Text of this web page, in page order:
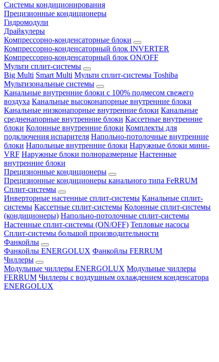
Системы кондиционирования
Прецизионные кондиционеры
Гидромодули
Драйкулеры
Компрессорно-конденсаторные блоки
Компрессорно-конденсаторный блок INVERTER
Компрессорно-конденсаторный блок ON/OFF
Мульти сплит-системы
Big Multi Smart Multi Мульти сплит-системы Toshiba
Мультизональные системы
Канальные внутренние блоки с 100% подмесом свежего
воздуха Канальные высоконапорные внутренние блоки
Канальные низконапорные внутренние блоки Канальные
средненапорные внутренние блоки Кассетные внутренние
блоки Колонные внутренние блоки Комплекты для
подключения испарителя Напольно-потолочные внутренние
блоки Напольные внутренние блоки Наружные блоки мини-
VRF Наружные блоки полноразмерные Настенные
внутренние блоки
Прецизионные кондиционеры
Прецизионные кондиционеры канального типа FeRRUM
Сплит-системы
Инверторные настенные сплит-системы Канальные сплит-
системы Кассетные сплит-системы Колонные сплит-системы
(кондиционеры) Напольно-потолочные сплит-системы
Настенные сплит-системы (ON/OFF) Тепловые насосы
Сплит-системы большой производительности
Фанкойлы
Фанкойлы ENERGOLUX Фанкойлы FERRUM
Чиллеры
Модульные чиллеры ENERGOLUX Модульные чиллеры
FERRUM Чиллеры с воздушным охлаждением конденсатора
ENERGOLUX